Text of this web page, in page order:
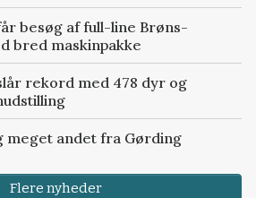
besøg af full-line Brøns-
bred maskinpakke
rekord med 478 dyr og
meget andet fra Gørding
Flere nyheder